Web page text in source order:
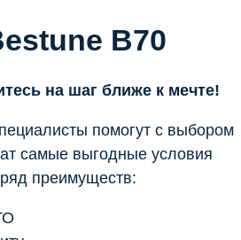
B70
на шаг ближе к мечте!
помогут с выбором
самые выгодные условия
преимуществ: